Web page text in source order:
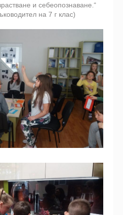
и себеопознаване.“
на 7 г клас)